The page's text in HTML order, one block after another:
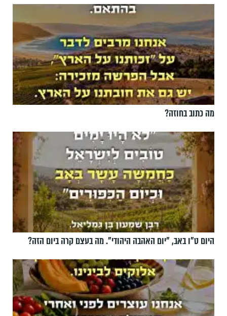
מה כתוב בחוזה?
היום ט"ו באב, ”יום האהבה היהודי". מה בעצם קרה ביום הזה?